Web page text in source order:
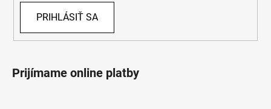
PRIHLÁSIŤ SA
Prijímame online platby